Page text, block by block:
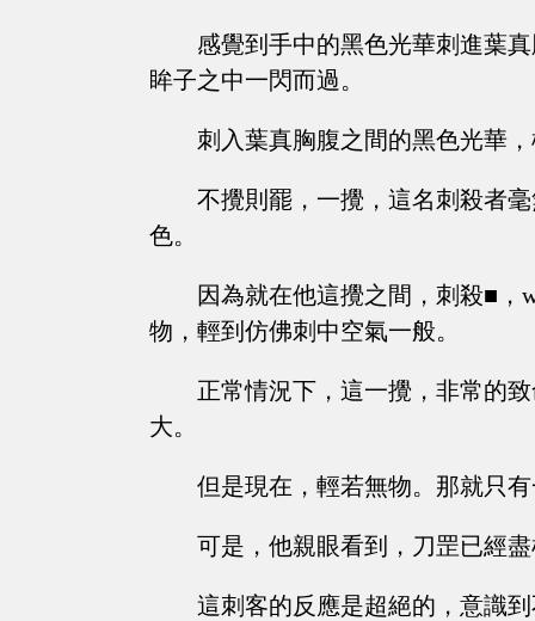
感覺到手中的黑色光華刺進葉
眸子之中一閃而過。
刺入葉真胸腹之間的黑色光華
不攪則罷，一攪，這名刺殺者
色。
因為就在他這攪之間，刺殺■
物，輕到仿佛刺中空氣一般。
正常情況下，這一攪，非常的
大。
但是現在，輕若無物。那就只
可是，他親眼看到，刀罡已經
這刺客的反應是超絕的，意識